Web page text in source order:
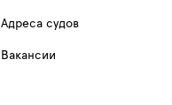
Адреса судов
Вакансии